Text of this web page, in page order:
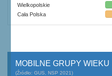
Wielkopolskie
Cała Polska
MOBILNE GRUPY WIEKU
(Źródło: GUS, NSP 2021)